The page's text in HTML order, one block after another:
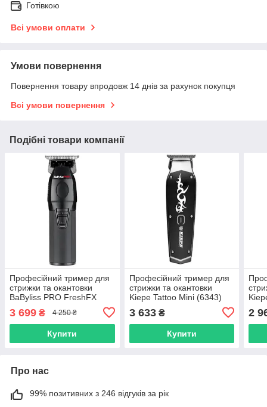
Готівкою
Всі умови оплати
Умови повернення
Повернення товару впродовж 14 днів за рахунок покупця
Всі умови повернення
Подібні товари компанії
Професійний тример для
стрижки та окантовки
BaByliss PRO FreshFX
3 699 ₴ 4 250 ₴
Купити
Професійний тример для
стрижки та окантовки
Kiepe Tattoo Mini (6343)
3 633₴
Купити
2
Про нас
99% позитивних з 246 відгуків за рік